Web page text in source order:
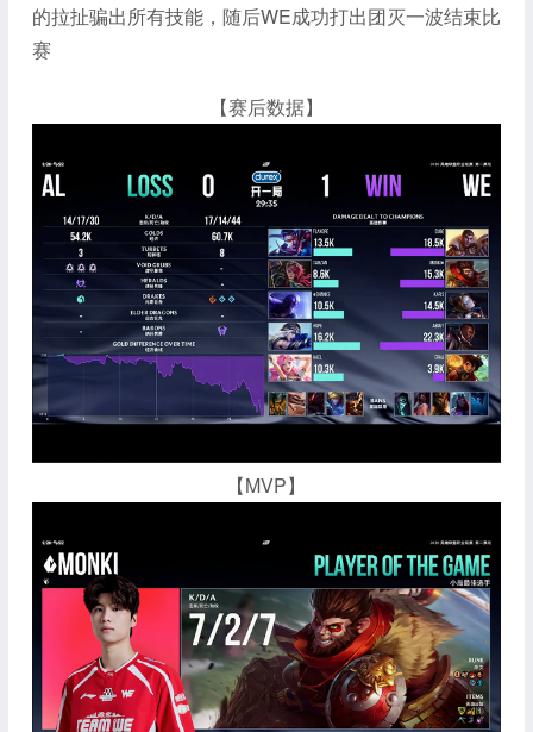
的拉扯骗出所有技能，随后WE成功打出团灭一波结束比
赛
【赛后数据】
【MVP】